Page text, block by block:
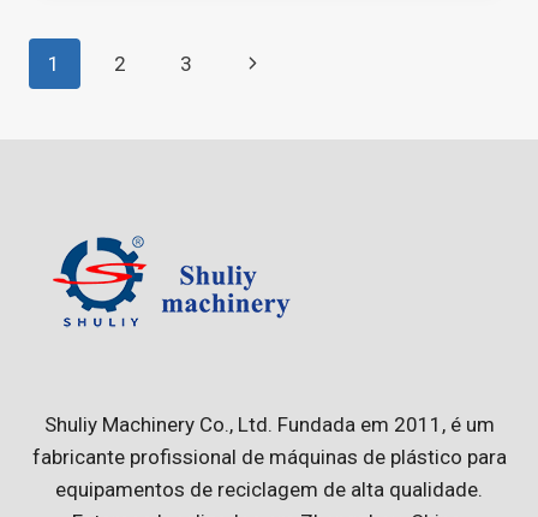
Page
1 2 3
Next
Shuliy Machinery Co., Ltd. Fundada em 2011, é um
fabricante profissional de máquinas de plástico para
equipamentos de reciclagem de alta qualidade.